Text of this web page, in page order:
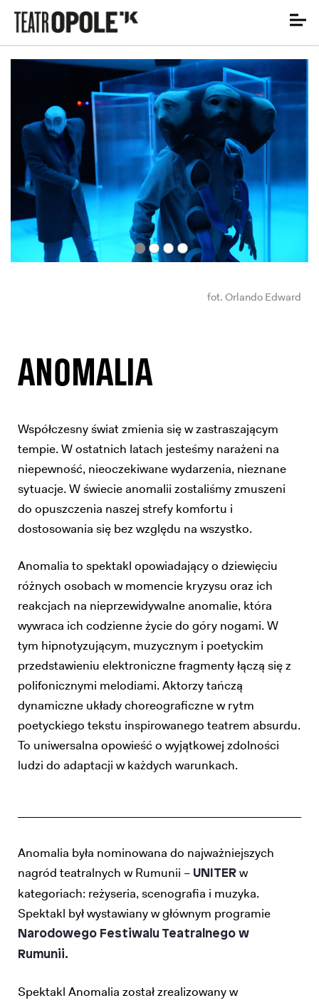
fot. Orlando Edward
ANOMALIA
Współczesny świat zmienia się w zastraszającym
tempie. W ostatnich latach jesteśmy narażeni na
niepewność, nieoczekiwane wydarzenia, nieznane
sytuacje. W świecie anomalii zostaliśmy zmuszeni
do opuszczenia naszej strefy komfortu i
dostosowania się bez względu na wszystko.
Anomalia to spektakl opowiadający o dziewięciu
różnych osobach w momencie kryzysu oraz ich
reakcjach na nieprzewidywalne anomalie, która
wywraca ich codzienne życie do góry nogami. W
tym hipnotyzującym, muzycznym i poetyckim
przedstawieniu elektroniczne fragmenty łączą się z
polifonicznymi melodiami. Aktorzy tańczą
dynamiczne układy choreograficzne w rytm
poetyckiego tekstu inspirowanego teatrem absurdu.
To uniwersalna opowieść o wyjątkowej zdolności
ludzi do adaptacji w każdych warunkach.
Anomalia była nominowana do najważniejszych
nagród teatralnych w Rumunii – UNITER w
kategoriach: reżyseria, scenografia i muzyka.
Spektakl był wystawiany w głównym programie
Narodowego Festiwalu Teatralnego w
Rumunii.
Spektakl Anomalia został zrealizowany w